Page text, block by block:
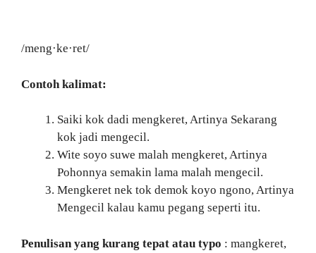
/meng·ke·ret/
Contoh kalimat:
Saiki kok dadi mengkeret, Artinya Sekarang
kok jadi mengecil.
Wite soyo suwe malah mengkeret, Artinya
Pohonnya semakin lama malah mengecil.
Mengkeret nek tok demok koyo ngono, Artinya
Mengecil kalau kamu pegang seperti itu.
Penulisan yang kurang tepat atau typo : mangkeret,